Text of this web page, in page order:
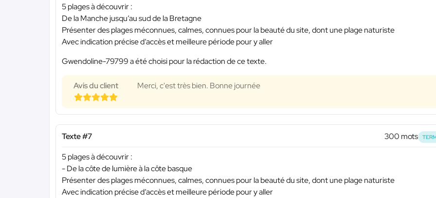
5 plages à découvrir :
De la Manche jusqu’au sud de la Bretagne
Présenter des plages méconnues, calmes, connues pour la beauté du site, dont une plage naturiste
Avec indication précise d’accès et meilleure période pour y aller
Gwendoline-79799 a été choisi pour la rédaction de ce texte.
Avis du client Merci, c'est très bien. Bonne journée
Texte #7 300 mots
5 plages à découvrir :
- De la côte de lumière à la côte basque
Présenter des plages méconnues, calmes, connues pour la beauté du site, dont une plage naturiste
Avec indication précise d’accès et meilleure période pour y aller